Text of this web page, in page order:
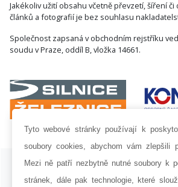
Jakékoliv užití obsahu včetně převzetí, šíření
článků a fotografií je bez souhlasu
Společnost zapsaná v obchodním rejstříku
soudu v Praze, oddíl B, vložka 14661.
ISSN 1802-8535 © 2009 - 2026 AF POWER
Tyto webové stránky používají k
soubory cookies, abychom vám zlepšili
Mezi ně patří nezbytně nutné soubory k
stránek, dále pak technologie, které